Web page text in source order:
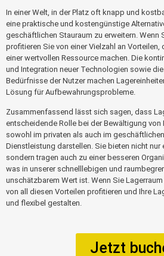
In einer Welt, in der Platz oft knapp und
eine praktische und kostengünstige
geschäftlichen Stauraum zu erweitern. Wenn
profitieren Sie von einer Vielzahl an Vorteilen,
einer wertvollen Ressource machen. Die
und Integration neuer Technologien sowie
Bedürfnisse der Nutzer machen
Lösung für Aufbewahrungsprobleme.
Zusammenfassend lässt sich sagen, dass
entscheidende Rolle bei der Bewältigung von
sowohl im privaten als auch im
Dienstleistung darstellen. Sie bieten nicht nur
sondern tragen auch zu einer besseren
was in unserer schnelllebigen und
unschätzbarem Wert ist. Wenn Sie
von all diesen Vorteilen profitieren und Ihre
und flexibel gestalten.
Jetzt